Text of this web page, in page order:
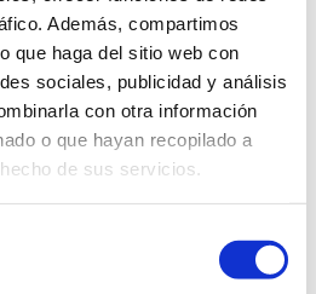
Además, compartimos
que haga del sitio web con
sociales, publicidad y análisis
con otra información
o que hayan recopilado a
de sus servicios.
con un aroma
eléctricos o
liberan el perfume justo
o preparar una comida